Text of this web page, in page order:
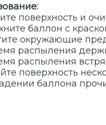
поверхность и
баллон с
окружающие
распыления
распыления
поверхность
баллона